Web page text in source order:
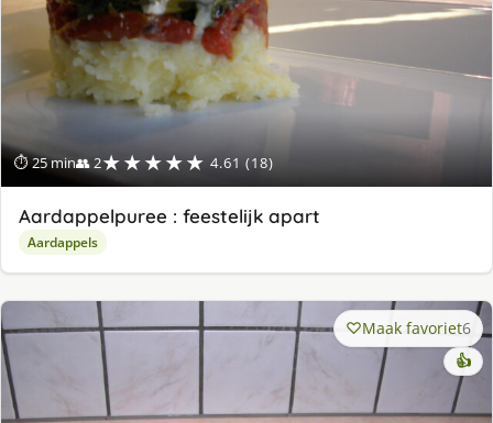
⏱ 25 min👥 2★★★★★ 4.61 (18)
Aardappelpuree : feestelijk apart
Aardappels
Maak favoriet6
👍